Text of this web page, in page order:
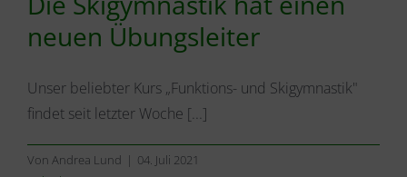
neuen Übungsleiter
Unser beliebter Kurs „Funktions- und Skigymnastik"
findet seit letzter Woche [...]
Von Andrea Lund | 04. Juli 2021